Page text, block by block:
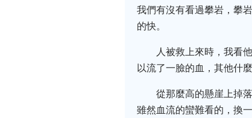
我們有沒有看過攀岩，攀
的快。
人被救上來時，我看
以流了一臉的血，其他什
從那麼高的懸崖上掉
雖然血流的蠻難看的，換